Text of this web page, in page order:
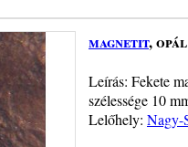
magnetit, opál
Leírás: Fekete
szélessége 10
Lelőhely: Nagy-